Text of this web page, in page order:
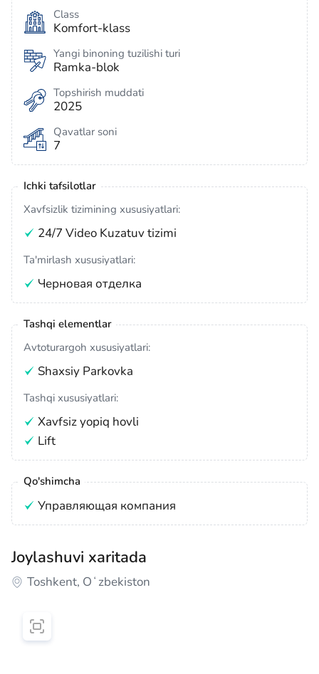
Class
Komfort-klass
Yangi binoning tuzilishi turi
Ramka-blok
Topshirish muddati
2025
Qavatlar soni
7
Ichki tafsilotlar
Xavfsizlik tizimining xususiyatlari:
24/7 Video Kuzatuv tizimi
Ta'mirlash xususiyatlari:
Черновая отделка
Tashqi elementlar
Avtoturargoh xususiyatlari:
Shaxsiy Parkovka
Tashqi xususiyatlari:
Xavfsiz yopiq hovli
Lift
Qo'shimcha
Управляющая компания
Joylashuvi xaritada
Toshkent, Oʻzbekiston